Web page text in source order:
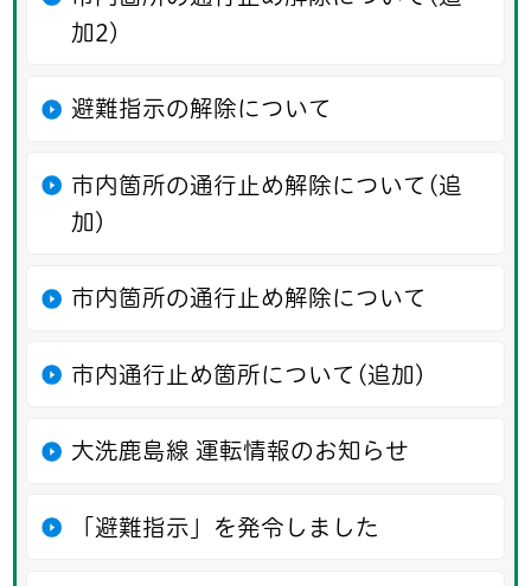
加2)
避難指示の解除について
市内箇所の通行止め解除について(追
加)
市内箇所の通行止め解除について
市内通行止め箇所について(追加)
大洗鹿島線 運転情報のお知らせ
「避難指示」を発令しました